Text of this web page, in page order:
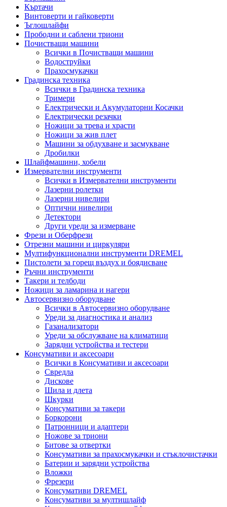
Къртачи
Винтоверти и гайковерти
Ъглошлайфи
Прободни и саблени триони
Почистващи машини
Всички в Почистващи машини
Водоструйки
Прахосмукачки
Градинска техника
Всички в Градинска техника
Тримери
Електрически и Акумулаторни Косачки
Електрически резачки
Ножици за трева и храсти
Ножици за жив плет
Машини за обдухване и засмукване
Дробилки
Шлайфмашини, хобели
Измервателни инструменти
Всички в Измервателни инструменти
Лазерни ролетки
Лазерни нивелири
Оптични нивелири
Детектори
Други уреди за измерване
Фрези и Оберфрези
Отрезни машини и циркуляри
Мултифункционални инструменти DREMEL
Пистолети за горещ въздух и боядисване
Ръчни инструменти
Такери и телбоди
Ножици за ламарина и нагери
Автосервизно оборудване
Всички в Автосервизно оборудване
Уреди за диагностика и анализ
Газанализатори
Уреди за обслужване на климатици
Зарядни устройства и тестери
Консумативи и аксесоари
Всички в Консумативи и аксесоари
Свредла
Дискове
Шила и длета
Шкурки
Консумативи за такери
Боркорони
Патронници и адаптери
Ножове за триони
Битове за отвертки
Консумативи за прахосмукачки и стъклочистачки
Батерии и зарядни устройства
Вложки
Фрезери
Консумативи DREMEL
Консумативи за мултишлайф